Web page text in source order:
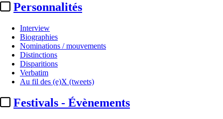
Personnalités
Interview
Biographies
Nominations / mouvements
Distinctions
Disparitions
Verbatim
Au fil des (e)X (tweets)
Festivals - Évènements